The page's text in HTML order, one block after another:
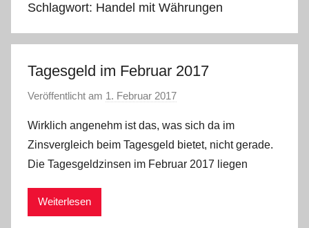
Schlagwort: Handel mit Währungen
Tagesgeld im Februar 2017
Veröffentlicht am 1. Februar 2017
n
C
W
Wirklich angenehm ist das, was sich da im
Zinsvergleich beim Tagesgeld bietet, nicht gerade.
Die Tagesgeldzinsen im Februar 2017 liegen
Weiterlesen